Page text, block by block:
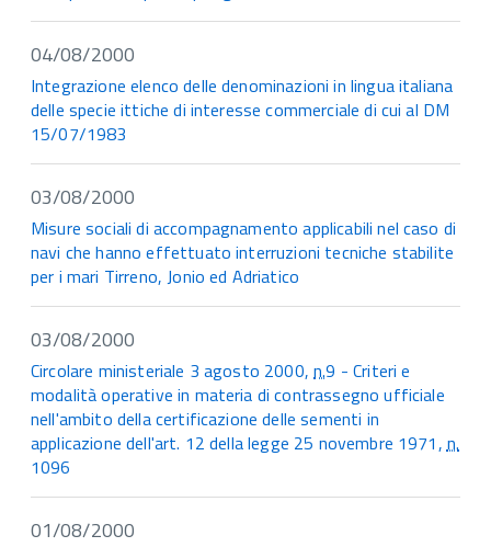
04/08/2000
Integrazione elenco delle denominazioni in lingua italiana
delle specie ittiche di interesse commerciale di cui al DM
15/07/1983
03/08/2000
Misure sociali di accompagnamento applicabili nel caso di
navi che hanno effettuato interruzioni tecniche stabilite
per i mari Tirreno, Jonio ed Adriatico
03/08/2000
Circolare ministeriale 3 agosto 2000,n.9 - Criteri e
modalità operative in materia di contrassegno ufficiale
nell'ambito della certificazione delle sementi in
applicazione dell'art. 12 della legge 25 novembre 1971,n.
1096
01/08/2000